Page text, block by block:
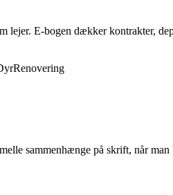
lejer. E-bogen dækker kontrakter,
Renovering
sammenhænge på skrift, når